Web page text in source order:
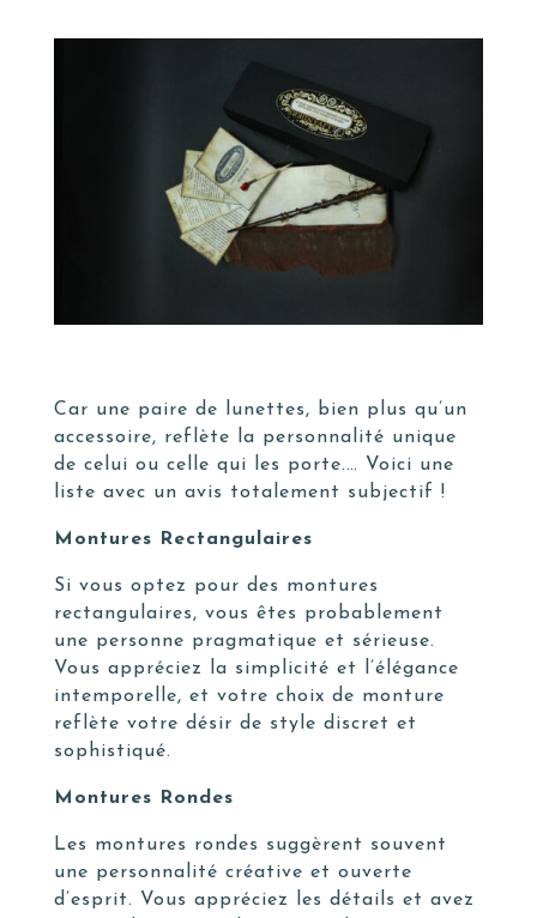
Car une paire de lunettes, bien plus qu’un
accessoire, reflète la personnalité unique
de celui ou celle qui les porte.… Voici une
liste avec un avis totalement subjectif !
Montures Rectangulaires
Si vous optez pour des montures
rectangulaires, vous êtes probablement
une personne pragmatique et sérieuse.
Vous appréciez la simplicité et l’élégance
intemporelle, et votre choix de monture
reflète votre désir de style discret et
sophistiqué.
Montures Rondes
Les montures rondes suggèrent souvent
une personnalité créative et ouverte
d’esprit. Vous appréciez les détails et avez